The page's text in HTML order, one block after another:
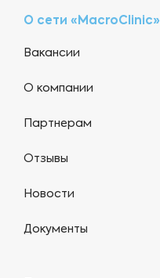
О сети «MacroClinic»
Вакансии
О компании
Партнерам
Отзывы
Новости
Документы